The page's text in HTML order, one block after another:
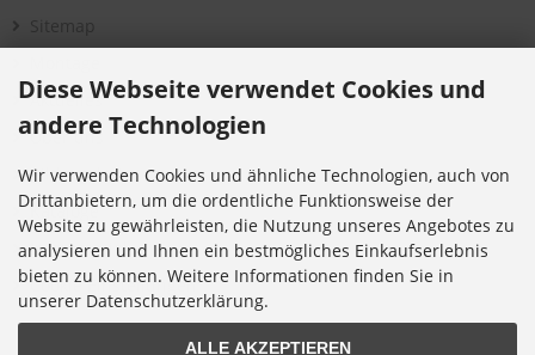
Sitemap
Aktuelles
Über uns
Bildergalerie
Kataloge
Infomaterial
Cookie Einstellungen
Diese Webseite verwendet Cookies und
andere Technologien
Wir verwenden Cookies und ähnliche Technologien, auch von
Drittanbietern, um die ordentliche Funktionsweise der
Website zu gewährleisten, die Nutzung unseres Angebotes zu
analysieren und Ihnen ein bestmögliches Einkaufserlebnis
bieten zu können. Weitere Informationen finden Sie in
unserer Datenschutzerklärung.
ALLE AKZEPTIEREN